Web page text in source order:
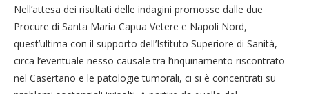
Nell’attesa dei risultati delle indagini promosse dalle due
Procure di Santa Maria Capua Vetere e Napoli Nord,
quest’ultima con il supporto dell’Istituto Superiore di Sanità,
circa l’eventuale nesso causale tra l’inquinamento riscontrato
nel Casertano e le patologie tumorali, ci si è concentrati su